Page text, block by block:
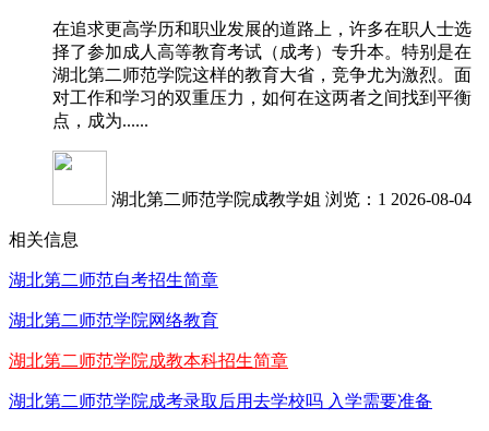
在追求更高学历和职业发展的道路上，许多在职人士选
择了参加成人高等教育考试（成考）专升本。特别是在
湖北第二师范学院这样的教育大省，竞争尤为激烈。面
对工作和学习的双重压力，如何在这两者之间找到平衡
点，成为......
湖北第二师范学院成教学姐 浏览：1 2026-08-04
相关信息
湖北第二师范自考招生简章
湖北第二师范学院网络教育
湖北第二师范学院成教本科招生简章
湖北第二师范学院成考录取后用去学校吗 入学需要准备